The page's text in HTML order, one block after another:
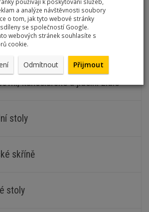
skříně a regály na
kancelářské a jídelní židle
stoly
skříně
stoly
a analýze návštěvnosti soubory
o tom, jak tyto webové stránky
se společností Google.
webových stránek souhlasíte s
cookie.
Odmítnout Přijmout